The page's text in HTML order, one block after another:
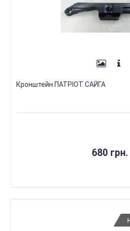
Кронштейн ПАТРІОТ САЙГА
680 грн.